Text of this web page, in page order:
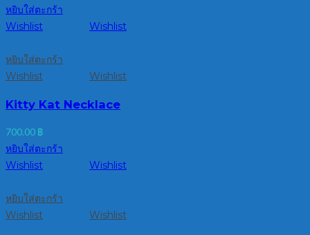
หยิบใส่ตะกร้า
Wishlist
Wishlist
หยิบใส่ตะกร้า
Wishlist
Wishlist
Kitty Kat Necklace
700.00 ฿
หยิบใส่ตะกร้า
Wishlist
Wishlist
หยิบใส่ตะกร้า
Wishlist
Wishlist